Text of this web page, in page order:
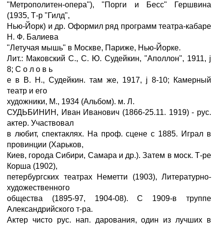
"Метрополитен-опера"), "Порги и Бесс" Гершвина
(1935, Т-р "Гилд",
Нью-Йорк) и др. Оформил ряд программ театра-кабаре
Н. Ф. Балиева
"Летучая мышь" в Москве, Париже, Нью-Йорке.
Лит.: Маковский С., С. Ю. Судейкин, "Аполлон", 1911, ј
8; С о л о в ь
е в В. Н., Судейкин. там же, 1917, ј 8-10; Камерный
театр и его
художники, М., 1934 (Альбом). м. Л.
СУДЬБИНИН, Иван Иванович (1866-25.11. 1919) - рус.
актер. Участвовал
в любит, спектаклях. На проф. сцене с 1885. Играл в
провинции (Харьков,
Киев, города Сибири, Самара и др.). Затем в моск. Т-ре
Корша (1902),
петербургских театрах Неметти (1903), Литературно-
художественного
общества (1895-97, 1904-08). С 1909-в труппе
Александрийского т-ра.
Актер чисто рус. нап. дарования, один из лучших в